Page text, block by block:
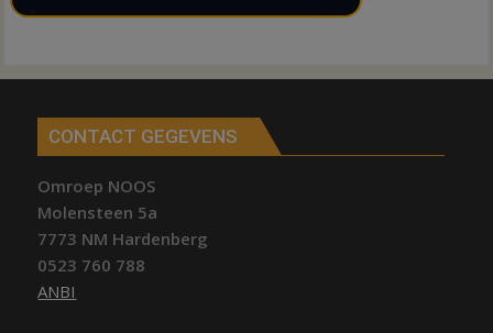
CONTACT GEGEVENS
Omroep NOOS
Molensteen 5a
7773 NM Hardenberg
0523 760 788
ANBI